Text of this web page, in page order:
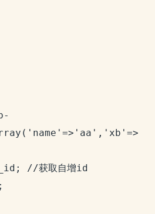
//获取自增id